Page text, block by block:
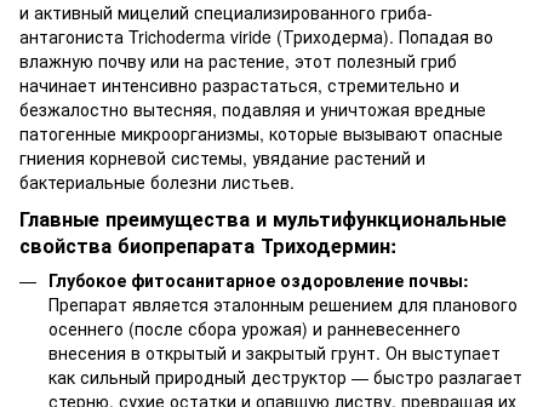
и активный мицелий специализированного гриба-
антагониста Trichoderma viride (Триходерма). Попадая во
влажную почву или на растение, этот полезный гриб
начинает интенсивно разрастаться, стремительно и
безжалостно вытесняя, подавляя и уничтожая вредные
патогенные микроорганизмы, которые вызывают опасные
гниения корневой системы, увядание растений и
бактериальные болезни листьев.
Главные преимущества и мультифункциональные
свойства биопрепарата Триходермин:
Глубокое фитосанитарное оздоровление почвы:
Препарат является эталонным решением для планового
осеннего (после сбора урожая) и ранневесеннего
внесения в открытый и закрытый грунт. Он выступает
как сильный природный деструктор — быстро разлагает
стерню, сухие остатки и опавшую листву, превращая их